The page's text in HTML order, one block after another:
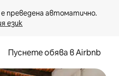
език
Пуснете обява в Airbnb